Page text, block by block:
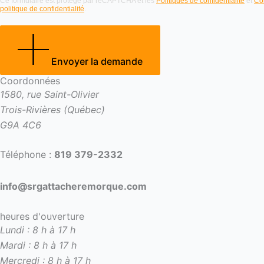
politique de confidentialité
Envoyer la demande
Coordonnées
1580, rue Saint-Olivier
Trois-Rivières (Québec)
G9A 4C6
Téléphone : 819 379-2332
info@srgattacheremorque.com
heures d'ouverture
Lundi : 8 h à 17 h
Mardi : 8 h à 17 h
Mercredi : 8 h à 17 h